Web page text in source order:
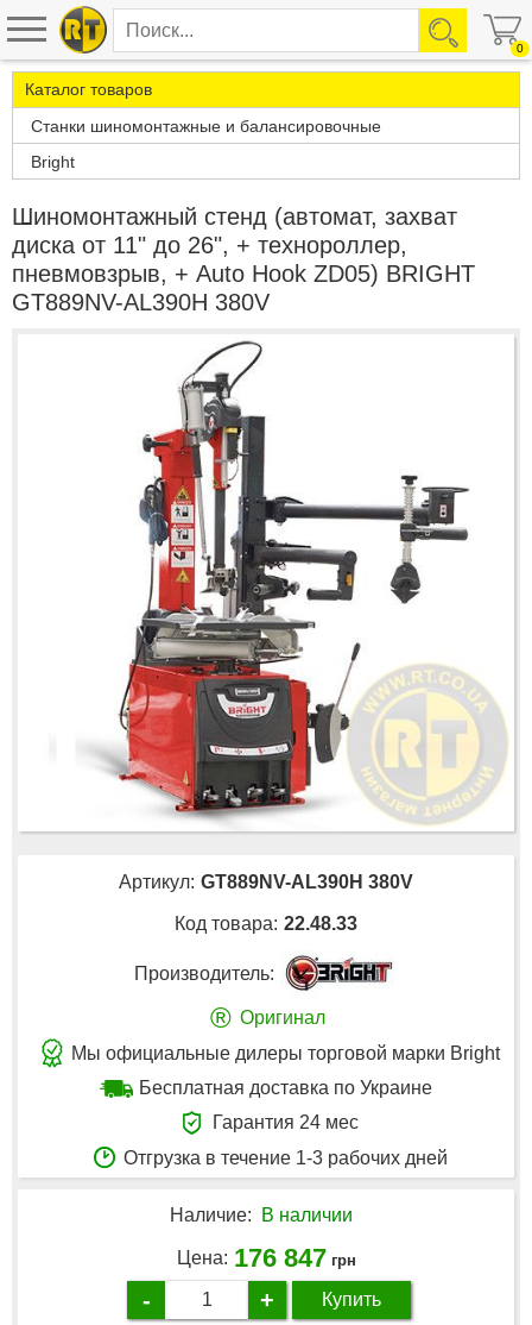
0
Каталог товаров
Станки шиномонтажные и балансировочные
Bright
Шиномонтажный стенд (автомат, захват
диска от 11" до 26", + технороллер,
пневмовзрыв, + Auto Hook ZD05) BRIGHT
GT889NV-AL390H 380V
Артикул: GT889NV-AL390H 380V
Код товара: 22.48.33
Производитель:
® Оригинал
Мы официальные дилеры торговой марки Bright
Бесплатная доставка по Украине
Гарантия 24 мес
Отгрузка в течение 1-3 рабочих дней
Наличие: В наличии
Цена: 176 847 грн
- + Купить